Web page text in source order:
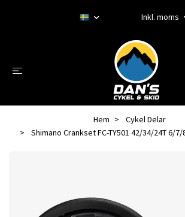
Inkl. moms
Hem
Cykel Delar
Shimano Crankset FC-TY501 42/34/24T 6/